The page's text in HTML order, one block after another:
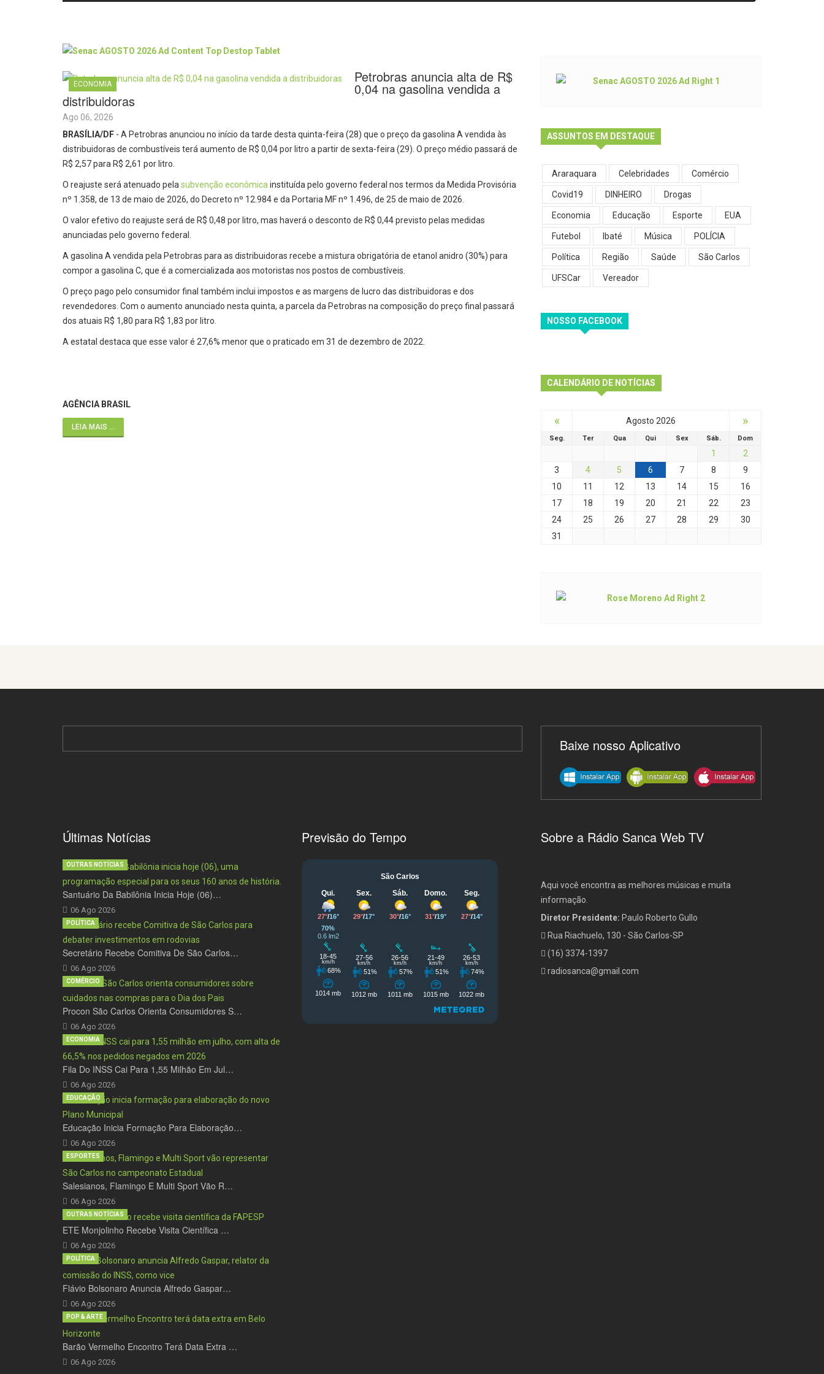
ECONOMIA Petrobras anuncia alta de R$
0,04 na gasolina vendida a
distribuidoras
Ago 06, 2026
BRASÍLIA/DF - A Petrobras anunciou no início da tarde desta quinta-feira (28) que o preço da gasolina A vendida às
distribuidoras de combustíveis terá aumento de R$ 0,04 por litro a partir de sexta-feira (29). O preço médio passará de
R$ 2,57 para R$ 2,61 por litro.
O reajuste será atenuado pela subvenção econômica instituída pelo governo federal nos termos da Medida Provisória
nº 1.358, de 13 de maio de 2026, do Decreto nº 12.984 e da Portaria MF nº 1.496, de 25 de maio de 2026.
O valor efetivo do reajuste será de R$ 0,48 por litro, mas haverá o desconto de R$ 0,44 previsto pelas medidas
anunciadas pelo governo federal.
A gasolina A vendida pela Petrobras para as distribuidoras recebe a mistura obrigatória de etanol anidro (30%) para
compor a gasolina C, que é a comercializada aos motoristas nos postos de combustíveis.
O preço pago pelo consumidor final também inclui impostos e as margens de lucro das distribuidoras e dos
revendedores. Com o aumento anunciado nesta quinta, a parcela da Petrobras na composição do preço final passará
dos atuais R$ 1,80 para R$ 1,83 por litro.
A estatal destaca que esse valor é 27,6% menor que o praticado em 31 de dezembro de 2022.
AGÊNCIA BRASIL
LEIA MAIS ...
ASSUNTOS EM DESTAQUE
Araraquara Celebridades Comércio
Covid19 DINHEIRO Drogas
Economia Educação Esporte EUA
Futebol Ibaté Música POLÍCIA
Política Região Saúde São Carlos
UFSCar Vereador
NOSSO FACEBOOK
CALENDÁRIO DE NOTÍCIAS
« Agosto 2026 »
Seg. Ter Qua Qui Sex Sáb. Dom
1
2
3
4 5 6 7 8
9
10
11 12 13 14 15
16
17
18 19 20 21 22
23
24
25 26 27 28 29
30
31
Baixe nosso Aplicativo
Últimas Notícias
Santuário Da Babilônia Inicia Hoje (06)…
06 Ago 2026
OUTRAS NOTÍCIAS
Secretário Recebe Comitiva De São Carlos…
06 Ago 2026
POLÍTICA
Procon São Carlos Orienta Consumidores S…
06 Ago 2026
COMÉRCIO
Fila Do INSS Cai Para 1,55 Milhão Em Jul…
06 Ago 2026
ECONOMIA
Educação Inicia Formação Para Elaboração…
06 Ago 2026
EDUCAÇÃO
Salesianos, Flamingo E Multi Sport Vão R…
06 Ago 2026
ESPORTES
ETE Monjolinho Recebe Visita Científica …
06 Ago 2026
OUTRAS NOTÍCIAS
Flávio Bolsonaro Anuncia Alfredo Gaspar…
06 Ago 2026
POLÍTICA
Barão Vermelho Encontro Terá Data Extra …
06 Ago 2026
POP & ARTE
Previsão do Tempo Sobre a Rádio Sanca Web TV
Aqui você encontra as melhores músicas e muita
informação.
Diretor Presidente: Paulo Roberto Gullo
Rua Riachuelo, 130 - São Carlos-SP
(16) 3374-1397
radiosanca@gmail.com